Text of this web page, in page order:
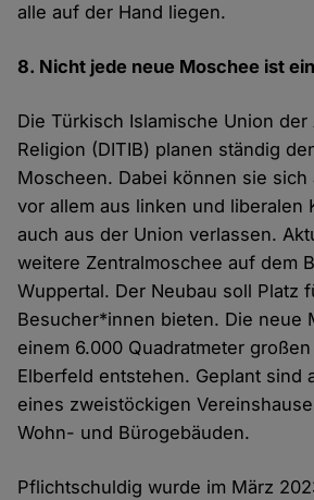
alle auf der Hand liegen.
8. Nicht jede neue Moschee ist
Die Türkisch Islamische Union
Religion (DITIB) planen ständig
Moscheen. Dabei können sie sich
vor allem aus linken und liberalen
auch aus der Union verlassen.
weitere Zentralmoschee auf dem
Wuppertal. Der Neubau soll Platz
Besucher*innen bieten. Die neue
einem 6.000 Quadratmeter
Elberfeld entstehen. Geplant sind
eines zweistöckigen
Wohn- und Bürogebäuden.
Pflichtschuldig wurde im März